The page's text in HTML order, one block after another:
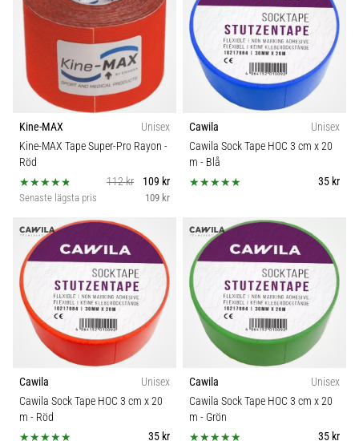
Kine-MAX
Unisex
Kine-MAX Tape Super-Pro Rayon -
Röd
112 kr
109 kr
Senaste lägsta pris 109 kr
Cawila
Unisex
Cawila Sock Tape HOC 3 cm x 20
m - Blå
35 kr
Cawila
Unisex
Cawila Sock Tape HOC 3 cm x 20
m - Röd
35 kr
Cawila
Unisex
Cawila Sock Tape HOC 3 cm x 20
m - Grön
35 kr